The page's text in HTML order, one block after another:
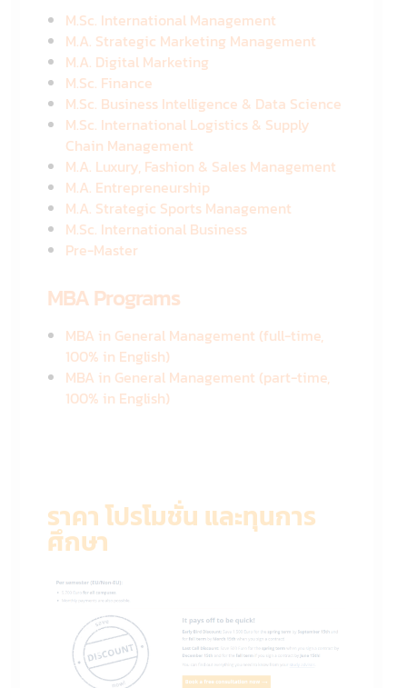
M.Sc. International Management
M.A. Strategic Marketing Management
M.A. Digital Marketing
M.Sc. Finance
M.Sc. Business Intelligence & Data Science
M.Sc. International Logistics & Supply
Chain Management
M.A. Luxury, Fashion & Sales Management
M.A. Entrepreneurship
M.A. Strategic Sports Management
M.Sc. International Business
Pre-Master
MBA Programs
MBA in General Management (full-time,
100% in English)
MBA in General Management (part-time,
100% in English)
ราคา โปรโมชั่น และทุนการ
ศึกษา